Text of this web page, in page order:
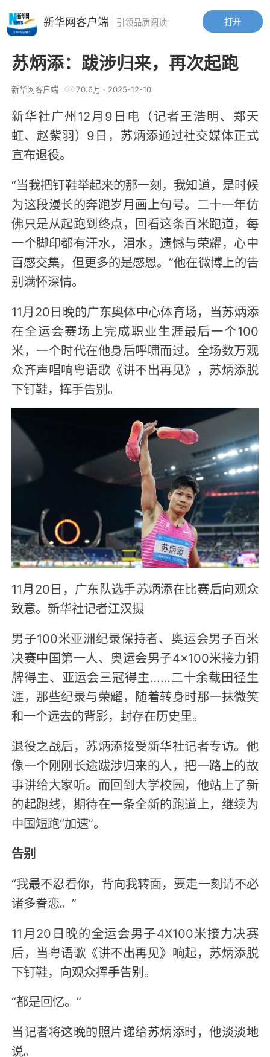
苏炳添：跋涉归来，再次起跑
新华网客户端 70.6万· 2025-12-10
新华社广州12月9日电（记者王浩明、郑天
虹、赵紫羽）9日，苏炳添通过社交媒体正式
宣布退役。
“当我把钉鞋举起来的那一刻，我知道，是时候
为这段漫长的奔跑岁月画上句号。二十一年仿
佛只是从起跑到终点，回看这条百米跑道，每
一个脚印都有汗水，泪水，遗憾与荣耀，心中
百感交集，但更多的是感恩。”他在微博上的告
别满怀深情。
11月20日晚的广东奥体中心体育场，当苏炳添
在全运会赛场上完成职业生涯最后一个100
米，一个时代在他身后呼啸而过。全场数万观
众齐声唱响粤语歌《讲不出再见》，苏炳添脱
下钉鞋，挥手告别。
11月20日，广东队选手苏炳添在比赛后向观众
致意。新华社记者江汉摄
男子100米亚洲纪录保持者、奥运会男子百米
决赛中国第一人、奥运会男子4×100米接力铜
牌得主、亚运会三冠得主……二十余载田径生
涯，那些纪录与荣耀，随着转身时那一抹微笑
和一个远去的背影，封存在历史里。
退役之战后，苏炳添接受新华社记者专访。他
像一个刚刚长途跋涉归来的人，把一路上的故
事讲给大家听。而回到大学校园，他站上了新
的起跑线，期待在一条全新的跑道上，继续为
中国短跑“加速”。
告别
“我最不忍看你，背向我转面，要走一刻请不必
诸多眷恋。”
11月20日晚的全运会男子4X100米接力决赛
后，当粤语歌《讲不出再见》响起，苏炳添脱
下钉鞋，向观众挥手告别。
“都是回忆。”
当记者将这晚的照片递给苏炳添时，他淡淡地
说。
打开
新华网客户端 引领品质阅读